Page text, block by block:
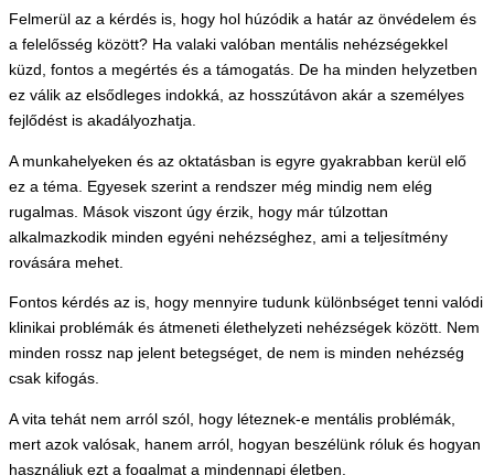
Felmerül az a kérdés is, hogy hol húzódik a határ az önvédelem és
a felelősség között? Ha valaki valóban mentális nehézségekkel
küzd, fontos a megértés és a támogatás. De ha minden helyzetben
ez válik az elsődleges indokká, az hosszútávon akár a személyes
fejlődést is akadályozhatja.
A munkahelyeken és az oktatásban is egyre gyakrabban kerül elő
ez a téma. Egyesek szerint a rendszer még mindig nem elég
rugalmas. Mások viszont úgy érzik, hogy már túlzottan
alkalmazkodik minden egyéni nehézséghez, ami a teljesítmény
rovására mehet.
Fontos kérdés az is, hogy mennyire tudunk különbséget tenni valódi
klinikai problémák és átmeneti élethelyzeti nehézségek között. Nem
minden rossz nap jelent betegséget, de nem is minden nehézség
csak kifogás.
A vita tehát nem arról szól, hogy léteznek-e mentális problémák,
mert azok valósak, hanem arról, hogyan beszélünk róluk és hogyan
használjuk ezt a fogalmat a mindennapi életben.